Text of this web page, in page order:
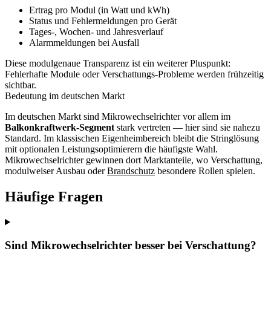
Ertrag pro Modul (in Watt und kWh)
Status und Fehlermeldungen pro Gerät
Tages-, Wochen- und Jahresverlauf
Alarmmeldungen bei Ausfall
Diese modulgenaue Transparenz ist ein weiterer Pluspunkt:
Fehlerhafte Module oder Verschattungs-Probleme werden frühzeitig
sichtbar.
Bedeutung im deutschen Markt
Im deutschen Markt sind Mikrowechselrichter vor allem im
Balkonkraftwerk-Segment stark vertreten — hier sind sie nahezu
Standard. Im klassischen Eigenheimbereich bleibt die Stringlösung
mit optionalen Leistungsoptimierern die häufigste Wahl.
Mikrowechselrichter gewinnen dort Marktanteile, wo Verschattung,
modulweiser Ausbau oderBrandschutz besondere Rollen spielen.
Häufige Fragen
Sind Mikrowechselrichter besser bei Verschattung?